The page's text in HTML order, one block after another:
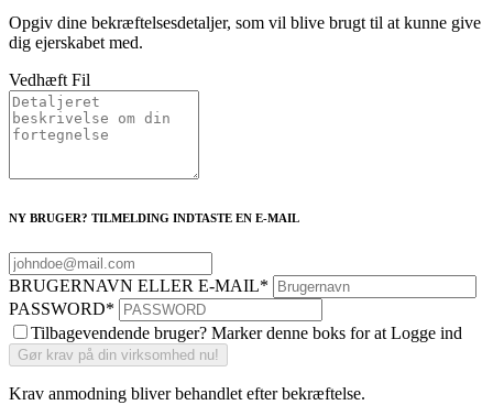
Opgiv dine bekræftelsesdetaljer, som vil blive brugt til at kunne give
dig ejerskabet med.
Vedhæft Fil
NY BRUGER? TILMELDING INDTASTE EN E-MAIL
BRUGERNAVN ELLER E-MAIL*
PASSWORD*
Tilbagevendende bruger? Marker denne boks for at Logge ind
Krav anmodning bliver behandlet efter bekræftelse.